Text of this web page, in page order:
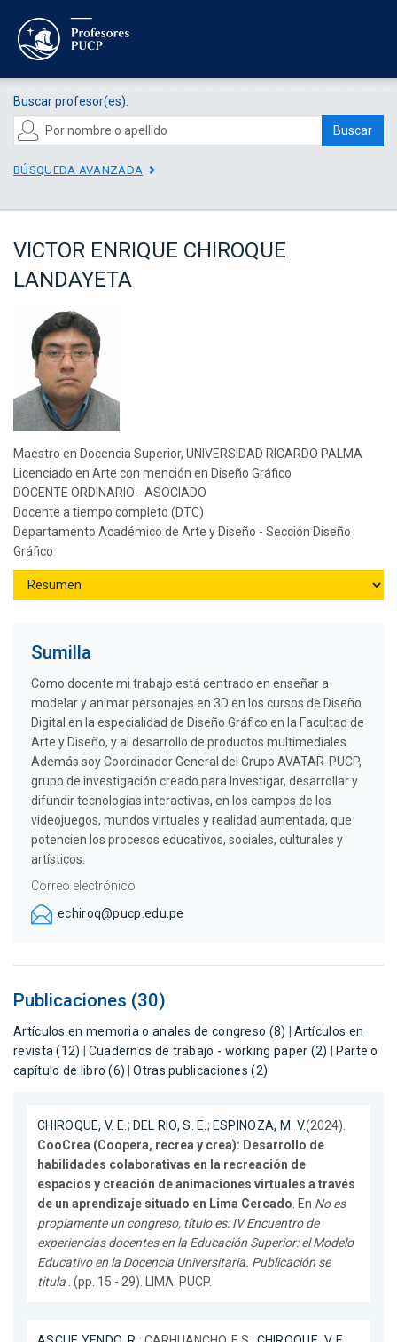
Buscar profesor(es):
Buscar
BÚSQUEDA AVANZADA
VICTOR ENRIQUE CHIROQUE
LANDAYETA
Maestro en Docencia Superior, UNIVERSIDAD RICARDO PALMA
Licenciado en Arte con mención en Diseño Gráfico
DOCENTE ORDINARIO - ASOCIADO
Docente a tiempo completo (DTC)
Departamento Académico de Arte y Diseño - Sección Diseño
Gráfico
Sumilla
Como docente mi trabajo está centrado en enseñar a
modelar y animar personajes en 3D en los cursos de Diseño
Digital en la especialidad de Diseño Gráfico en la Facultad de
Arte y Diseño, y al desarrollo de productos multimediales.
Además soy Coordinador General del Grupo AVATAR-PUCP,
grupo de investigación creado para Investigar, desarrollar y
difundir tecnologías interactivas, en los campos de los
videojuegos, mundos virtuales y realidad aumentada, que
potencien los procesos educativos, sociales, culturales y
artísticos.
Correo electrónico
echiroq@pucp.edu.pe
Publicaciones (30)
Artículos en memoria o anales de congreso (8)
Artículos en
revista (12)
Cuadernos de trabajo - working paper (2)
Parte o
capítulo de libro (6) |Otras publicaciones (2)
CHIROQUE, V. E. ; DEL RIO, S. E. ; ESPINOZA, M. V.(2024).
CooCrea (Coopera, recrea y crea): Desarrollo de
habilidades colaborativas en la recreación de
espacios y creación de animaciones virtuales a través
de un aprendizaje situado en Lima Cercado . En No es
propiamente un congreso, título es: IV Encuentro de
experiencias docentes en la Educación Superior: el Modelo
Educativo en la Docencia Universitaria. Publicación se
titula . (pp. 15 - 29). LIMA. PUCP.